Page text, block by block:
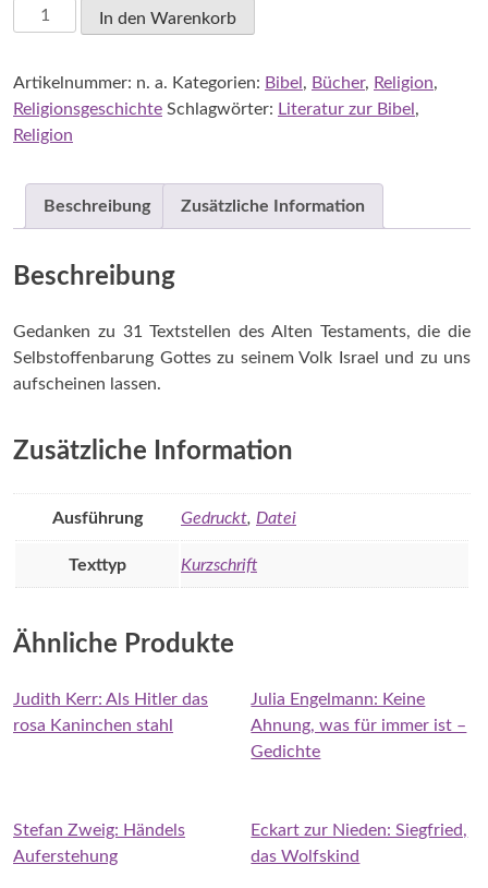
Deissler,
Alfons:
mit
Gott
Menge
In den Warenkorb
Artikelnummer: n. a. Kategorien: Bibel , Bücher, Religion,
Religionsgeschichte Schlagwörter: Literatur zur Bibel ,
Religion
Beschreibung Zusätzliche Information
Beschreibung
Gedanken zu 31 Textstellen des Alten Testaments, die die
Selbstoffenbarung Gottes zu seinem Volk Israel und zu uns
aufscheinen lassen.
Zusätzliche Information
Ausführung Gedruckt, Datei
Texttyp Kurzschrift
Ähnliche Produkte
Judith Kerr: Als Hitler das
rosa Kaninchen stahl
Julia Engelmann: Keine
Ahnung, was für immer ist –
Gedichte
Stefan Zweig: Händels
Auferstehung
Eckart zur Nieden: Siegfried,
das Wolfskind